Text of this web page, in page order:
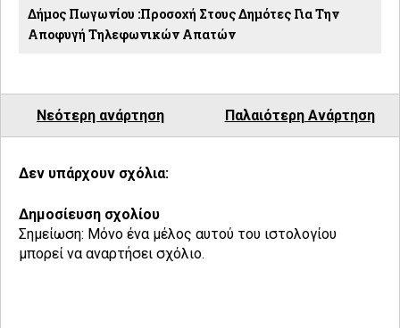
Δήμος Πωγωνίου :Προσοχή Στους Δημότες Για Την
Αποφυγή Τηλεφωνικών Απατών
Νεότερη ανάρτηση Παλαιότερη Ανάρτηση
Δεν υπάρχουν σχόλια:
Δημοσίευση σχολίου
Σημείωση: Μόνο ένα μέλος αυτού του ιστολογίου
μπορεί να αναρτήσει σχόλιο.